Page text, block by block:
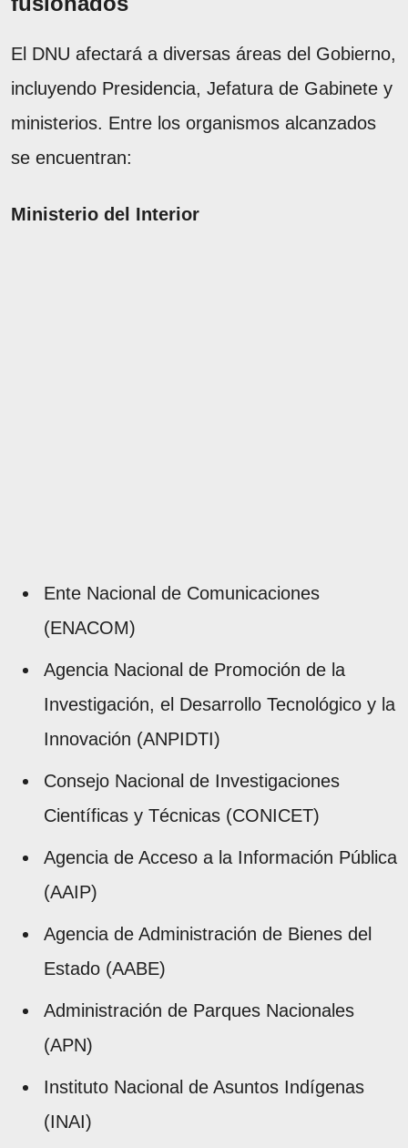
El DNU afectará a diversas áreas del Gobierno,
incluyendo Presidencia, Jefatura de Gabinete y
ministerios. Entre los organismos alcanzados
se encuentran:
Ministerio del Interior
Ente Nacional de Comunicaciones
(ENACOM)
Agencia Nacional de Promoción de la
Investigación, el Desarrollo Tecnológico y la
Innovación (ANPIDTI)
Consejo Nacional de Investigaciones
Científicas y Técnicas (CONICET)
Agencia de Acceso a la Información Pública
(AAIP)
Agencia de Administración de Bienes del
Estado (AABE)
Administración de Parques Nacionales
(APN)
Instituto Nacional de Asuntos Indígenas
(INAI)